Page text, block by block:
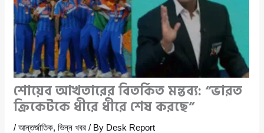
শোয়েব আখতারের বিতর্কিত মন্তব্য: “ভারত
ক্রিকেটকে ধীরে ধীরে শেষ করছে”
/আন্তর্জাতিক,ভিন্ন খবর / By Desk Report